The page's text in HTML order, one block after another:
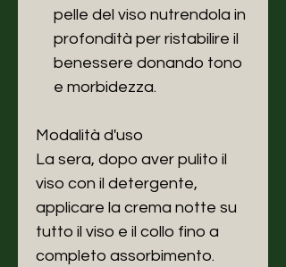
pelle del viso nutrendola in
profondità per ristabilire il
benessere donando tono
e morbidezza.
Modalità d'uso
La sera, dopo aver pulito il
viso con il detergente,
applicare la crema notte su
tutto il viso e il collo fino a
completo assorbimento.